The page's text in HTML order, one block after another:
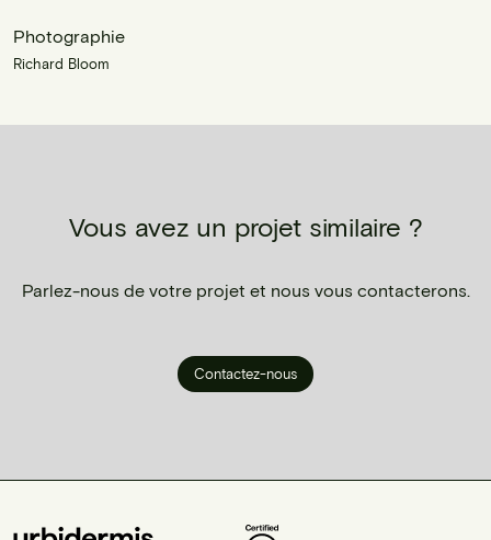
Photographie
Richard Bloom
Vous avez un projet similaire ?
Parlez-nous de votre projet et nous vous contacterons.
Contactez-nous